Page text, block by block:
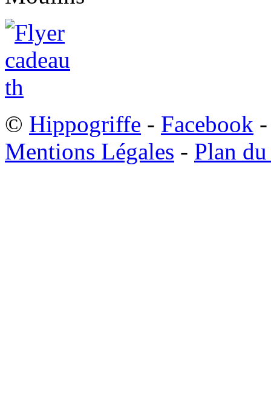
© Hippogriffe - Facebook
Mentions Légales - Plan